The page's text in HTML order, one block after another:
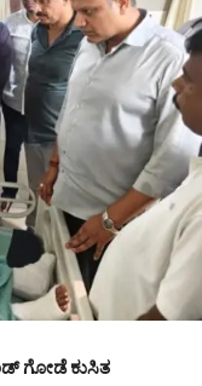
ಗೋಡೆ ಕುಸಿತ